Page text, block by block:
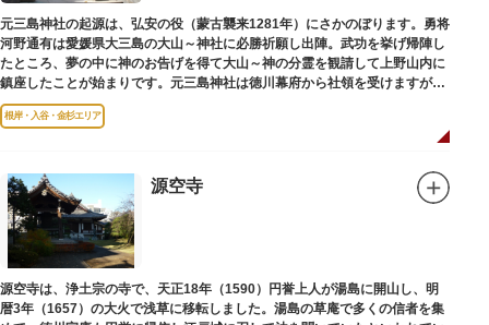
元三島神社の起源は、弘安の役（蒙古襲来1281年）にさかのぼります。勇将
河野通有は愛媛県大三島の大山～神社に必勝祈願し出陣。武功を挙げ帰陣し
たところ、夢の中に神のお告げを得て大山～神の分霊を観請して上野山内に
鎮座したことが始まりです。元三島神社は徳川幕府から社領を受けますが、
御用地となったために上野から浅草へ移転し、現在の地に至ります。
根岸・入谷・金杉エリア
源空寺
源空寺は、浄土宗の寺で、天正18年（1590）円誉上人が湯島に開山し、明
暦3年（1657）の大火で浅草に移転しました。湯島の草庵で多くの信者を集